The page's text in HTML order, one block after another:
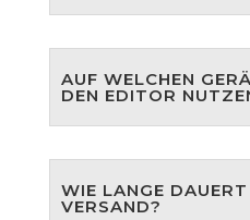
AUF WELCHEN
DEN EDITOR
WIE LANGE
VERSAND?